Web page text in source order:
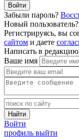
Войти
Забыли пароль?
Новый пользователь?
Регистрируясь, вы
сайтом и даете
Написать в редакцию
Ваше имя
Найти
Войти
профиль выйти